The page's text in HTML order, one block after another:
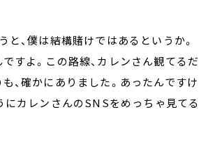
と、僕は結構賭けではあるというか。
すよ。この路線、カレンさん観てるだ
、確かにありました。あったんですけ
にカレンさんのSNSをめっちゃ見てる